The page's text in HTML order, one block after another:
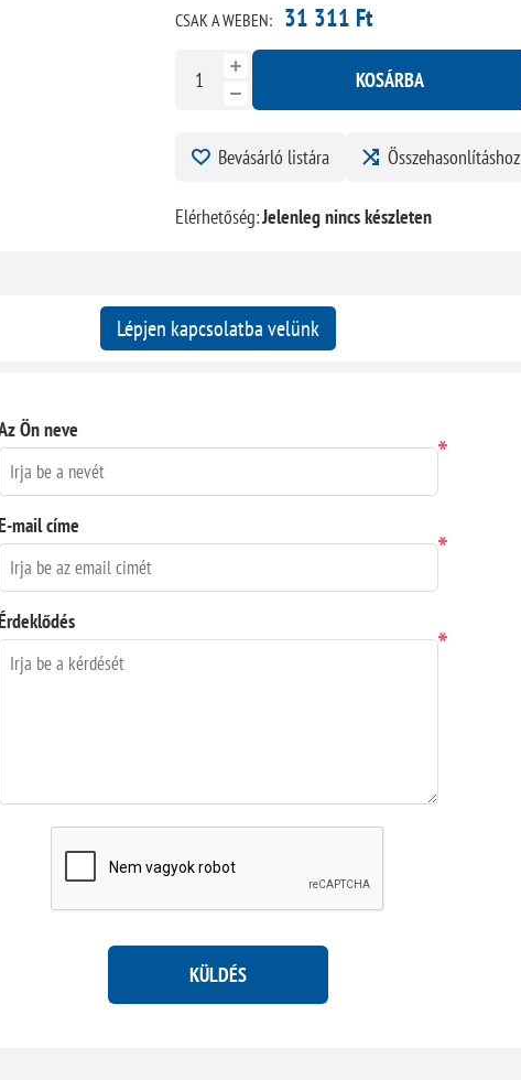
CSAK A WEBEN: 31 311 Ft
KOSÁRBA
Bevásárló listára Összehasonlításhoz
Elérhetőség:Jelenleg nincs készleten
Lépjen kapcsolatba velünk
Ön neve
*
mail címe
*
*
KÜLDÉS